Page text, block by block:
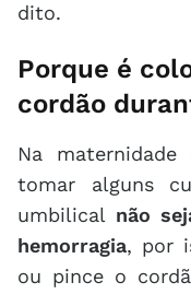
dito.
Porque é
cordão
Na
tomar alguns
umbilical não
hemorragia, por
ou pince o